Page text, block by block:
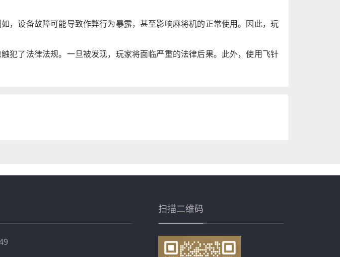
，设备故障可能导致作弊行为暴露，甚至影响麻将机的正常使用。因此，玩
犯了法律法规。一旦被发现，玩家将面临严重的法律后果。此外，使用飞针
扫描二维码